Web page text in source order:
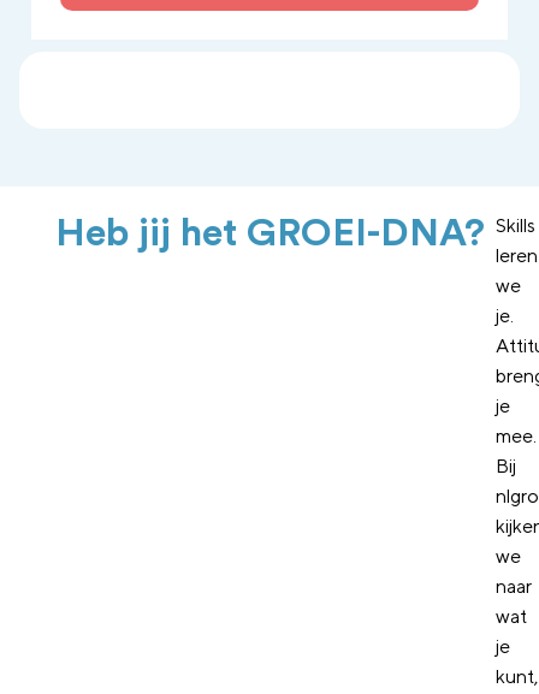
Heb jij het GROEI-DNA? Skills
leren
we
je.
je
mee.
Bij
we
naar
wat
je
kunt,